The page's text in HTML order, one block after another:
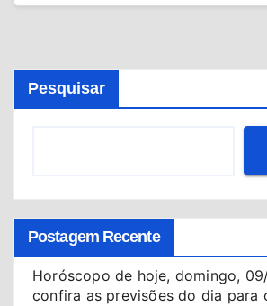
Pesquisar
Postagem Recente
Horóscopo de hoje, domingo,
confira as previsões do dia para